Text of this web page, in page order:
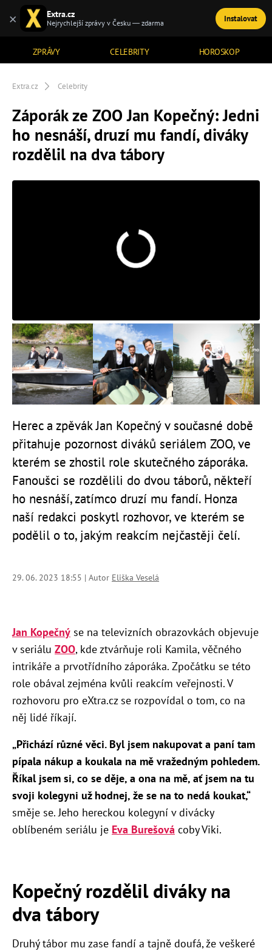
ZPRÁVY CELEBRITY HOROSKOP
TÉMATA
Extra.cz Celebrity
Záporák ze ZOO Jan Kopečný: Jedni
ho nesnáší, druzí mu fandí, diváky
rozdělil na dva tábory
Herec a zpěvák Jan Kopečný v současné době
přitahuje pozornost diváků seriálem ZOO, ve
kterém se zhostil role skutečného záporáka.
Fanoušci se rozdělili do dvou táborů, někteří
ho nesnáší, zatímco druzí mu fandí. Honza
naší redakci poskytl rozhovor, ve kterém se
podělil o to, jakým reakcím nejčastěji čelí.
29. 06. 2023 18:55 | Autor Eliška Veselá
Jan Kopečný se na televizních obrazovkách objevuje
v seriálu ZOO, kde ztvárňuje roli Kamila, věčného
intrikáře a prvotřídního záporáka. Zpočátku se této
role obával zejména kvůli reakcím veřejnosti. V
rozhovoru pro eXtra.cz se rozpovídal o tom, co na
něj lidé říkají.
„Přichází různé věci. Byl jsem nakupovat a paní tam
pípala nákup a koukala na mě vražedným pohledem.
Říkal jsem si, co se děje, a ona na mě, ať jsem na tu
svoji kolegyni už hodnej, že se na to nedá koukat,“
směje se. Jeho hereckou kolegyní v divácky
oblíbeném seriálu je Eva Burešová coby Viki.
Kopečný rozdělil diváky na
dva tábory
Druhý tábor mu zase fandí a tajně doufá, že veškeré
× Extra.cz
Nejrychlejší zprávy v Česku — zdarma Instalovat